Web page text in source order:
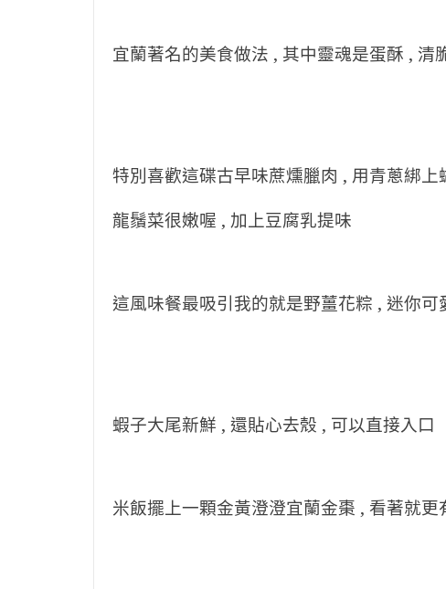
宜蘭著名的美食做法 , 其中靈魂是蛋酥 , 清
特別喜歡這碟古早味蔗燻臘肉 , 用青蔥綁上
龍鬚菜很嫩喔 , 加上豆腐乳提味
這風味餐最吸引我的就是野薑花粽 , 迷你
蝦子大尾新鮮 , 還貼心去殼 , 可以直接入口
米飯擺上一顆金黃澄澄宜蘭金棗 , 看著就